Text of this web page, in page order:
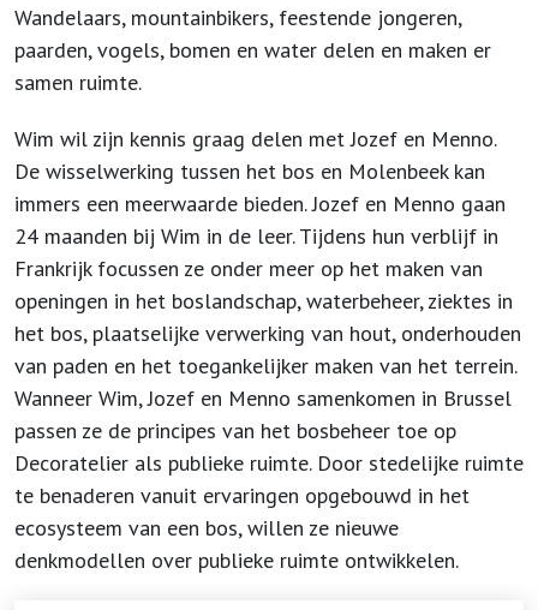
Wandelaars, mountainbikers, feestende jongeren,
paarden, vogels, bomen en water delen en maken er
samen ruimte.
Wim wil zijn kennis graag delen met Jozef en Menno.
De wisselwerking tussen het bos en Molenbeek kan
immers een meerwaarde bieden. Jozef en Menno gaan
24 maanden bij Wim in de leer. Tijdens hun verblijf in
Frankrijk focussen ze onder meer op het maken van
openingen in het boslandschap, waterbeheer, ziektes in
het bos, plaatselijke verwerking van hout, onderhouden
van paden en het toegankelijker maken van het terrein.
Wanneer Wim, Jozef en Menno samenkomen in Brussel
passen ze de principes van het bosbeheer toe op
Decoratelier als publieke ruimte. Door stedelijke ruimte
te benaderen vanuit ervaringen opgebouwd in het
ecosysteem van een bos, willen ze nieuwe
denkmodellen over publieke ruimte ontwikkelen.